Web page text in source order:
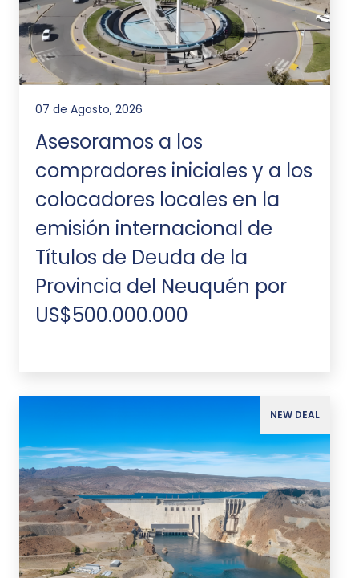
07 de Agosto, 2026
Asesoramos a los
compradores iniciales y a los
colocadores locales en la
emisión internacional de
Títulos de Deuda de la
Provincia del Neuquén por
US$500.000.000
NEW DEAL